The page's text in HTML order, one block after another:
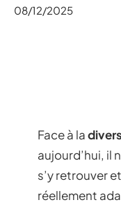
08/12/2025
Face à la
aujourd’hui, il
s’y retrouver
réellement